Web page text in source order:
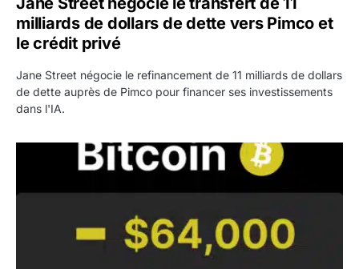
milliards de dollars de dette vers Pimco et
le crédit privé
Jane Street négocie le refinancement de 11 milliards de dollars
de dette auprès de Pimco pour financer ses investissements
dans l'IA.
Bitcoin stagne à 64 000 dollars pendant que les